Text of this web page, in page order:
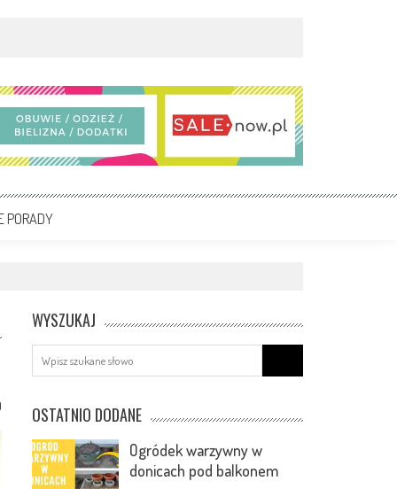
PORADY
WYSZUKAJ
for:
OSTATNIO DODANE
Ogródek warzywny w
donicach pod balkonem